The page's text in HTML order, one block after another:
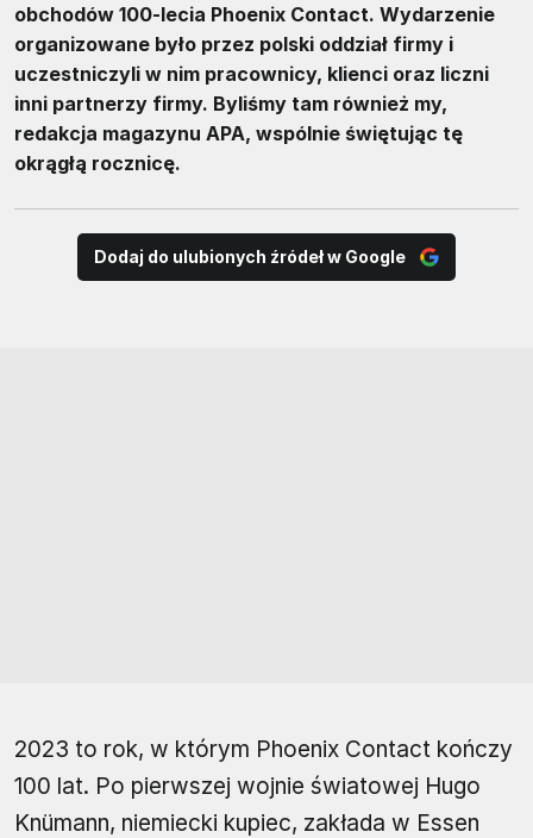
obchodów 100-lecia Phoenix Contact. Wydarzenie
organizowane było przez polski oddział firmy i
uczestniczyli w nim pracownicy, klienci oraz liczni
inni partnerzy firmy. Byliśmy tam również my,
redakcja magazynu APA, wspólnie świętując tę
okrągłą rocznicę.
Dodaj do ulubionych źródeł w Google
2023 to rok, w którym Phoenix Contact kończy
100 lat. Po pierwszej wojnie światowej Hugo
Knümann, niemiecki kupiec, zakłada w Essen